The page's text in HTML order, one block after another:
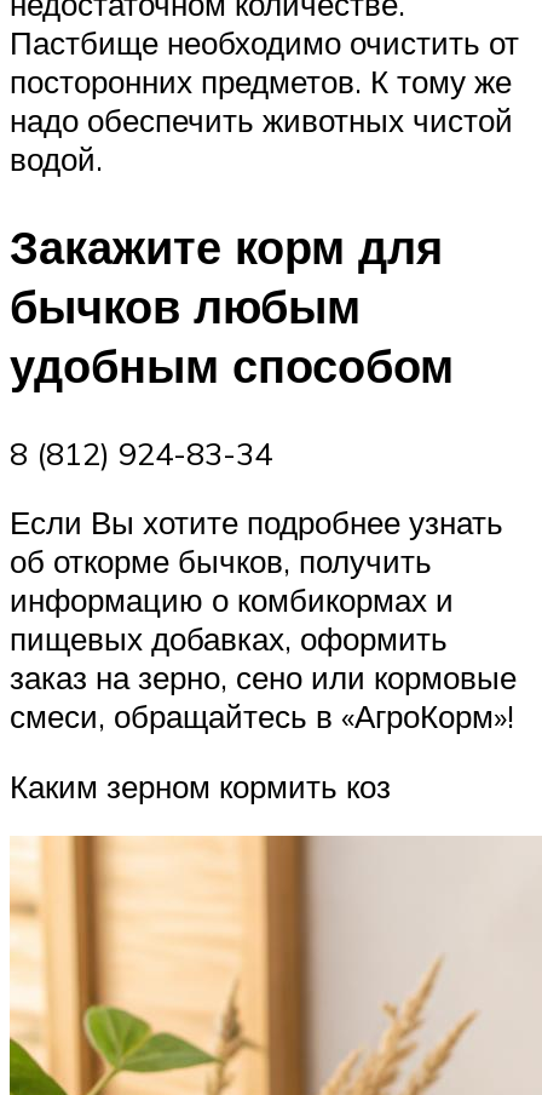
Пастбище необходимо очистить от
посторонних предметов. К тому же
надо обеспечить животных чистой
водой.
Закажите корм для
бычков любым
удобным способом
8 (812) 924-83-34
Если Вы хотите подробнее узнать
об откорме бычков, получить
информацию о комбикормах и
пищевых добавках, оформить
заказ на зерно, сено или кормовые
смеси, обращайтесь в «АгроКорм»!
Каким зерном кормить коз